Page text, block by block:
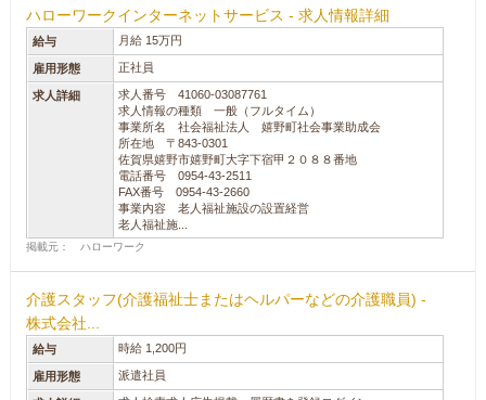
ハローワークインターネットサービス - 求人情報詳細
給与 月給 15万円
雇用形態 正社員
求人詳細
求人番号 41060-03087761
求人情報の種類 一般（フルタイム）
事業所名 社会福祉法人 嬉野町社会事業助成会
所在地 〒843-0301
佐賀県嬉野市嬉野町大字下宿甲２０８８番地
電話番号 0954-43-2511
FAX番号 0954-43-2660
事業内容 老人福祉施設の設置経営
老人福祉施...
掲載元： ハローワーク
介護スタッフ(介護福祉士またはヘルパーなどの介護職員) -
株式会社...
給与 時給 1,200円
雇用形態 派遣社員